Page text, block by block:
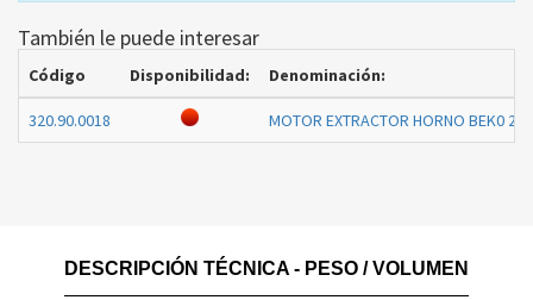
También le puede interesar
Código Disponibilidad: Denominación:
320.90.0018 MOTOR EXTRACTOR HORNO BEK0
DESCRIPCIÓN TÉCNICA - PESO / VOLUMEN